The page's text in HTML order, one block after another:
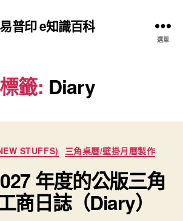
易普印 e知識百科
選單
標籤: Diary
分
類
STUFFS) 三角桌曆/壁掛月曆製作
年度的公版三角
商日誌（Diary）